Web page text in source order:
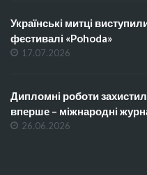
Українські митці
фестивалі «Pohoda»
17.07.2026
Дипломні роботи
вперше – міжнародні
26.06.2026